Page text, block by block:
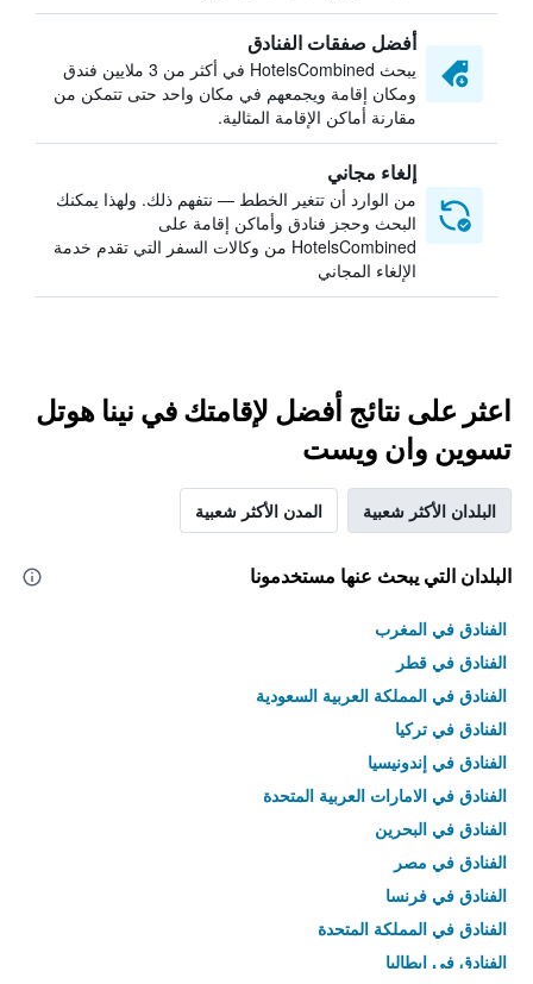
أفضل صفقات الفنادق
يبحث HotelsCombined في أكثر من 3 ملايين فندق
ومكان إقامة ويجمعهم في مكان واحد حتى تتمكن من
مقارنة أماكن الإقامة المثالية.
إلغاء مجاني
من الوارد أن تتغير الخطط — نتفهم ذلك. ولهذا يمكنك
البحث وحجز فنادق وأماكن إقامة على
HotelsCombined من وكالات السفر التي تقدم خدمة
الإلغاء المجاني
اعثر على نتائج أفضل لإقامتك في نينا هوتل
تسوين وان ويست
البلدان الأكثر شعبية المدن الأكثر شعبية
البلدان التي يبحث عنها مستخدمونا
الفنادق في المغرب
الفنادق في قطر
الفنادق في المملكة العربية السعودية
الفنادق في تركيا
الفنادق في إندونيسيا
الفنادق في الامارات العربية المتحدة
الفنادق في البحرين
الفنادق في مصر
الفنادق في فرنسا
الفنادق في المملكة المتحدة
الفنادق في إيطاليا